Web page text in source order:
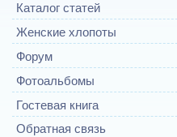
Каталог статей
Женские хлопоты
Форум
Фотоальбомы
Гостевая книга
Обратная связь